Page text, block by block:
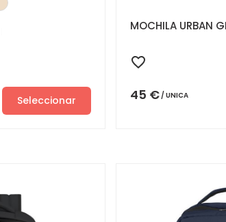
Seleccionar
MOCHILA URBAN
45 € UNICA